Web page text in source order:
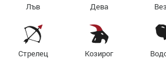
Лъв Дева
Стрелец Козирог